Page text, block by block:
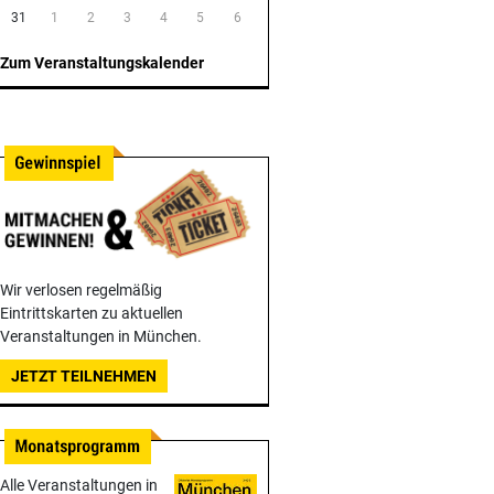
31 1 2 3 4 5 6
Zum Veranstaltungskalender
Wir verlosen regelmäßig
Eintrittskarten zu aktuellen
Veranstaltungen in München.
JETZT TEILNEHMEN
Alle Veranstaltungen in